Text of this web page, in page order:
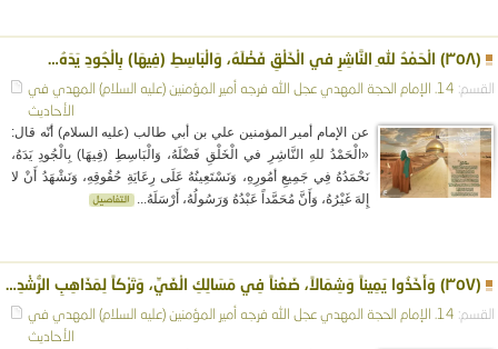
(٣٥٨) الْحَمْدُ للهِ النَّاشِرِ في الْخَلْقِ فَضْلَهُ، وَالْبَاسِطِ (فِيهَا) بِالْجُودِ يَدَهُ…
القسم: 14. الإمام الحجة المهدي عجل الله فرجه أمير المؤمنين (عليه السلام) المهدي في
الأحاديث
عن الإمام أمير المؤمنين علي بن أبي طالب (عليه السلام) أنّه قال:
«الْحَمْدُ للهِ النَّاشِرِ في الْخَلْقِ فَضْلَهُ، وَالْبَاسِطِ (فِيهَا) بِالْجُودِ يَدَهُ،
نَحْمَدُهُ فِي جَمِيعِ أمُورِهِ، وَنَسْتَعِينُهُ عَلَى رِعَايَةِ حُقُوقِهِ، وَنَشْهَدُ أَنْ لا
إِلهَ غَيْرُهُ، وَأَنَّ مُحَمَّداً عَبْدُهُ وَرَسُولُهُ، أَرْسَلَهُ...
(٣٥٧) وَأَخَذُوا يَمِيناً وَشِمَالاً، ضَعْناً فِي مَسَالِكِ الْغَيِّ، وَتَرْكاً لِمَذَاهِبِ الرُّشْدِ…
القسم: 14. الإمام الحجة المهدي عجل الله فرجه أمير المؤمنين (عليه السلام) المهدي في
الأحاديث